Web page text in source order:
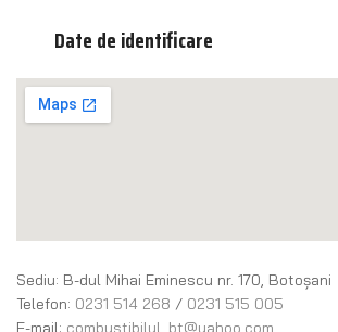
Date de identificare
Sediu: B-dul Mihai Eminescu nr. 170, Botoșani
Telefon: 0231 514 268 / 0231 515 005
E-mail: combustibilul_bt@yahoo.com